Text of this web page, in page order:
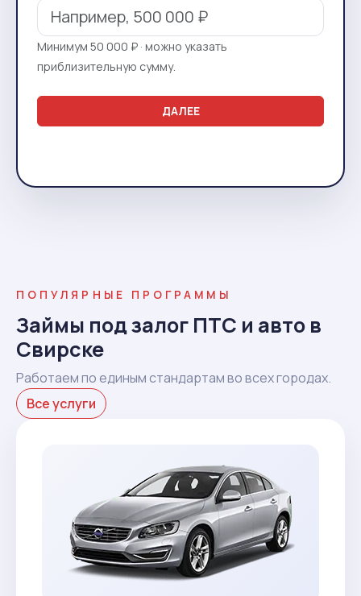
Минимум 50 000 ₽ · можно указать
приблизительную сумму.
ДАЛЕЕ
ПОПУЛЯРНЫЕ ПРОГРАММЫ
Займы под залог ПТС и авто в
Свирске
Работаем по единым стандартам во всех городах.
Все услуги